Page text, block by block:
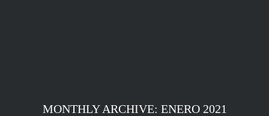
MONTHLY ARCHIVE: ENERO 2021